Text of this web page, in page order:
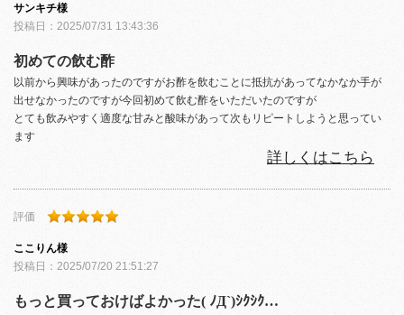
サンキチ様
投稿日： 2025/07/31 13:43:36
初めての飲む酢
以前から興味があったのですがお酢を飲むことに抵抗があってなかなか手が
出せなかったのですが今回初めて飲む酢をいただいたのですが
とても飲みやすく適度な甘みと酸味があって次もリピートしようと思ってい
ます
詳しくはこちら
評価
ここりん様
投稿日： 2025/07/20 21:51:27
もっと買っておけばよかった( ﾉД`)ｼｸｼｸ…